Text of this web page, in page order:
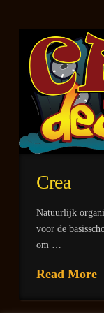
Crea
Natuurlijk
voor de
om …
Read More